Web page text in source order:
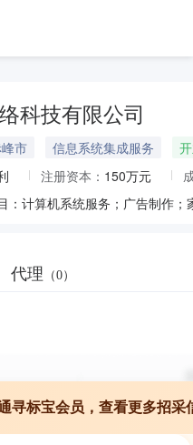
科技有限公司
市 信息系统集成服务
注册资本： 150万元
代理 （0）
寻标宝会员，查看更多招采